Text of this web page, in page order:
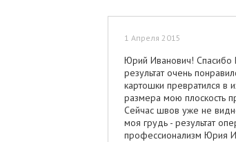
1 Апреля 2015
Юрий Иванович! Спасибо
результат очень
картошки превратился в
размера мою плоскость
Сейчас швов уже не
моя грудь - результат
профессионализм Юрия